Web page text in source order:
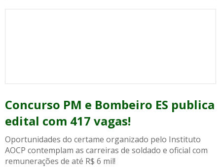
Concurso PM e Bombeiro ES publica
edital com 417 vagas!
Oportunidades do certame organizado pelo Instituto
AOCP contemplam as carreiras de soldado e oficial com
remunerações de até R$ 6 mil!